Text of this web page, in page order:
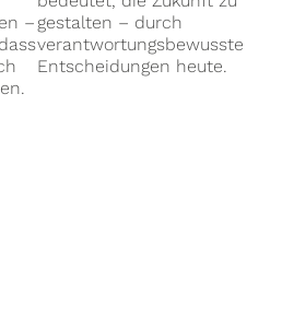
– gestalten – durch
verantwortungsbewusste
Entscheidungen heute.